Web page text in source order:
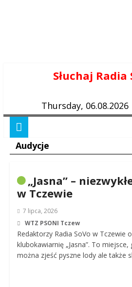
Słuchaj Radia
Thursday, 06.08.2026
Audycje
„Jasna” –
w Tczewie
7 lipca, 2026
WTZ PSONI Tczew
Redaktorzy Radia SoVo w Tczewie
klubokawiarnię „Jasna”. To miejsce,
można zjeść pyszne lody ale także